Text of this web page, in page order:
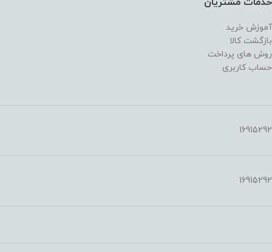
آموزش خرید
بازگشت کالا
روش های پرداخت
حساب کاربری
16915292
16915292